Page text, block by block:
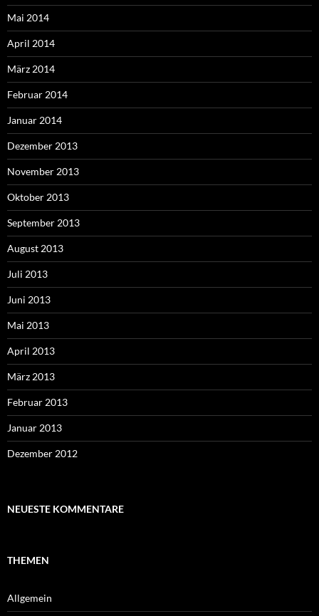
Mai 2014
April 2014
März 2014
Februar 2014
Januar 2014
Dezember 2013
November 2013
Oktober 2013
September 2013
August 2013
Juli 2013
Juni 2013
Mai 2013
April 2013
März 2013
Februar 2013
Januar 2013
Dezember 2012
NEUESTE KOMMENTARE
THEMEN
Allgemein